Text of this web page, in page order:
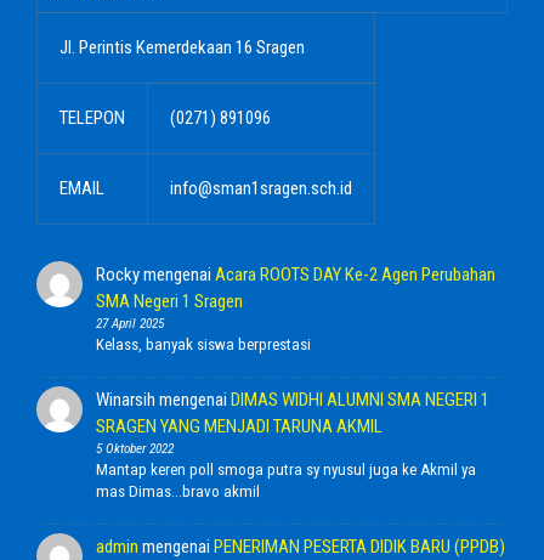
Jl. Perintis Kemerdekaan 16 Sragen
TELEPON (0271) 891096
EMAIL info@sman1sragen.sch.id
Rockymengenai Acara ROOTS DAY Ke-2 Agen Perubahan
SMA Negeri 1 Sragen
27 April 2025
Kelass, banyak siswa berprestasi
Winarsih mengenai DIMAS WIDHI ALUMNI SMA NEGERI 1
SRAGEN YANG MENJADI TARUNA AKMIL
5 Oktober 2022
Mantap keren poll smoga putra sy nyusul juga ke Akmil ya
mas Dimas...bravo akmil
admin mengenai PENERIMAN PESERTA DIDIK BARU (PPDB)